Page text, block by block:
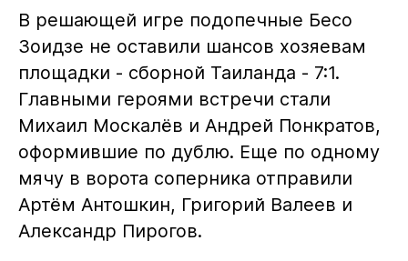
В решающей игре подопечные Бесо
Зоидзе не оставили шансов хозяевам
площадки - сборной Таиланда - 7:1.
Главными героями встречи стали
Михаил Москалёв и Андрей Понкратов,
оформившие по дублю. Еще по одному
мячу в ворота соперника отправили
Артём Антошкин, Григорий Валеев и
Александр Пирогов.